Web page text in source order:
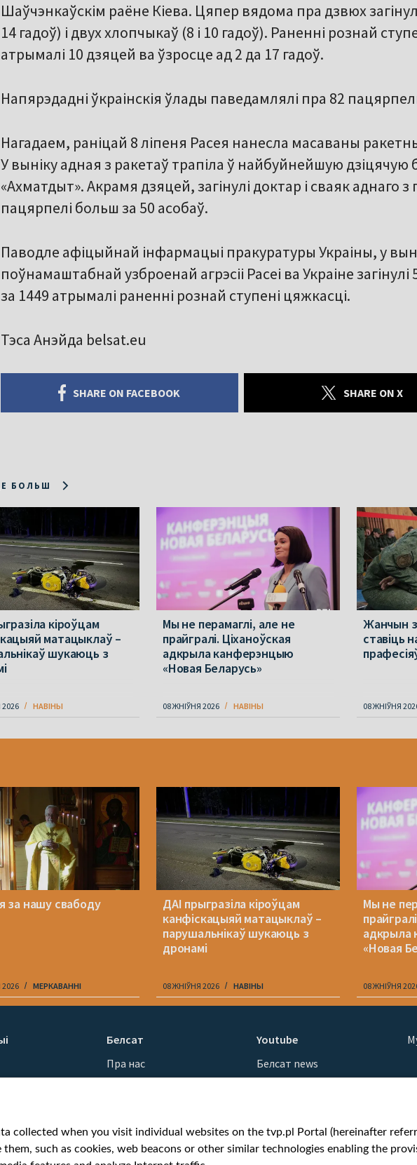
Шаўчэнкаўскім раёне Кіева. Цяпер вядома пра дзвюх
14 гадоў) і двух хлопчыкаў (8 і 10 гадоў). Раненні рознай
атрымалі 10 дзяцей ва ўзросце ад 2 да 17 гадоў.
Напярэдадні ўкраінскія ўлады паведамлялі пра 82
Нагадаем, раніцай 8 ліпеня Расея нанесла масаваны
У выніку адная з ракетаў трапіла ў найбуйнейшую дзіцячую
«Ахматдыт». Акрамя дзяцей, загінулі доктар і сваяк аднаго
пацярпелі больш за 50 асобаў.
Паводле афіцыйнай інфармацыі пракуратуры Украіны, у
поўнамаштабнай узброенай агрэсіі Расеі ва Украіне
за 1449 атрымалі раненні рознай ступені цяжкасці.
Тэса Анэйда belsat.eu
SHARE ON FACEBOOK SHARE ON X
БОЛЬШ
кіроўцам
матацыклаў –
шукаюць з
НАВІНЫ
Мы не перамаглі, але не
прайгралі. Ціханоўская
адкрыла канферэнцыю
«Новая Беларусь»
08 ЖНІЎНЯ 2026 НАВІНЫ
Жанчын з
ставіць
08 ЖНІЎНЯ
за нашу свабоду
МЕРКАВАННI
ДАІ прыгразіла кіроўцам
канфіскацыяй матацыклаў –
парушальнікаў шукаюць з
дронамі
08 ЖНІЎНЯ 2026 НАВІНЫ
Мы не
адкрыла
«Новая
08 ЖНІЎНЯ
Белсат
Пра нас
Кантакты
Як нас глядзець
Узнагароды
Youtube
Белсат news
Белсат Shorts
Belsat English
Biełsat PL
collected when you visit individual websites on the tvp.pl Portal (hereinafter
such as cookies, web beacons or other similar technologies enabling the